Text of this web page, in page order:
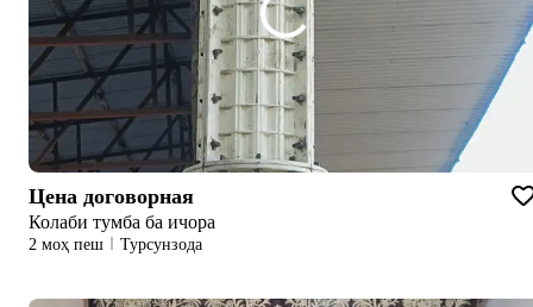
Цена договорная
Колаби тумба ба ичора
2 моҳ пеш Турсунзода